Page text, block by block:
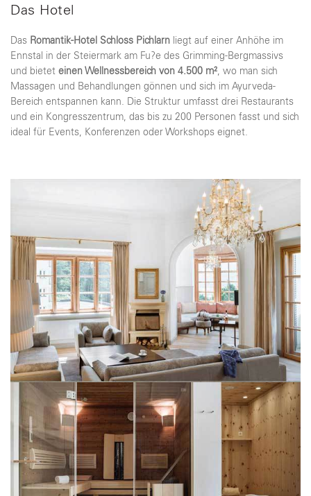
Das Hotel
Das Romantik-Hotel Schloss Pichlarn liegt auf einer Anhöhe im
Ennstal in der Steiermark am Fu?e des Grimming-Bergmassivs
und bietet einen Wellnessbereich von 4.500 m², wo man sich
Massagen und Behandlungen gönnen und sich im Ayurveda-
Bereich entspannen kann. Die Struktur umfasst drei Restaurants
und ein Kongresszentrum, das bis zu 200 Personen fasst und sich
ideal für Events, Konferenzen oder Workshops eignet.